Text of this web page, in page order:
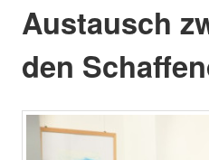
Austausch
den